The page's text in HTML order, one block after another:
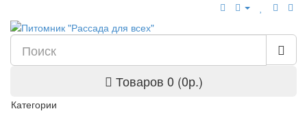
Товаров 0 (0р.)
Категории